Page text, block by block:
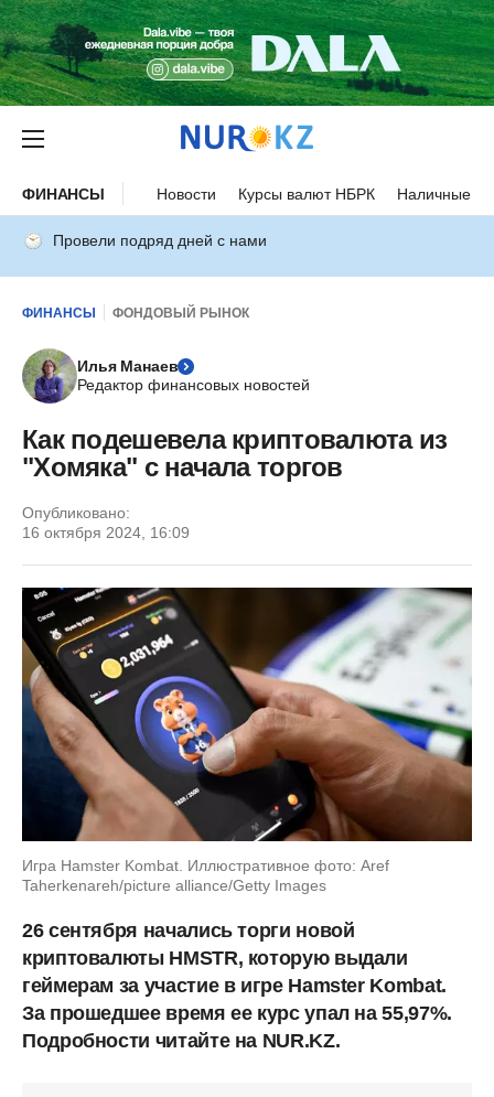
ФИНАНСЫ Новости Курсы валют НБРК Наличные
Провели подряд дней с нами
ФИНАНСЫ ФОНДОВЫЙ РЫНОК
Илья Манаев
Редактор финансовых новостей
Как подешевела криптовалюта из
"Хомяка" с начала торгов
Опубликовано:
16 октября 2024, 16:09
Игра Hamster Kombat. Иллюстративное фото: Aref
Taherkenareh/picture alliance/Getty Images
26 сентября начались торги новой
криптовалюты HMSTR, которую выдали
геймерам за участие в игре Hamster Kombat.
За прошедшее время ее курс упал на 55,97%.
Подробности читайте на NUR.KZ.